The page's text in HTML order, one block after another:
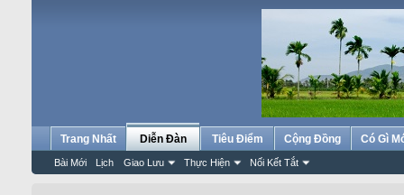
Trang Nhất Diễn Đàn
Bài Mới Lịch Giao Lưu Thực Hiện Nối Kết Tắt
Tiêu Điểm Cộng Đồng Có Gì